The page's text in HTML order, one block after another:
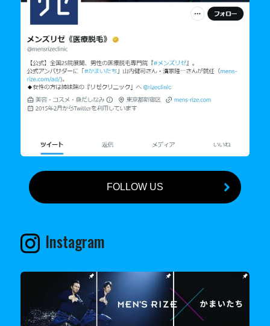
FOLLOW US
Instagram